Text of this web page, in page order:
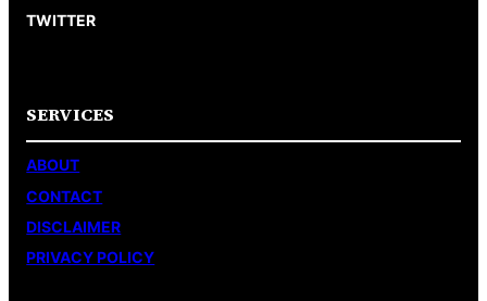
TWITTER
SERVICES
ABOUT
CONTACT
DISCLAIMER
PRIVACY POLICY